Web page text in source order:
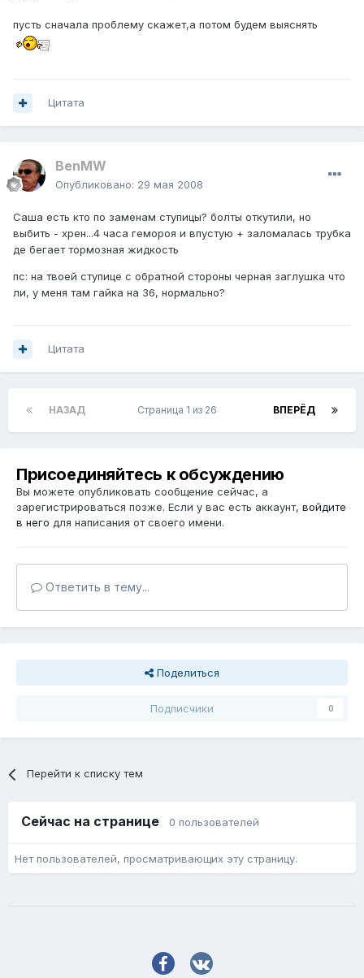
пусть сначала проблему скажет,а потом будем выяснять
Цитата
BenMW
Опубликовано: 29 мая 2008
Саша есть кто по заменам ступицы? болты откутили, но
выбить - хрен...4 часа гемороя и впустую + заломалась трубка
де бегает тормозная жидкость
пс: на твоей ступице с обратной стороны черная заглушка что
ли, у меня там гайка на 36, нормально?
Цитата
НАЗАД ВПЕРЁД
Страница 1 из 26
Присоединяйтесь к обсуждению
Вы можете опубликовать сообщение сейчас, а
зарегистрироваться позже. Если у вас есть аккаунт, войдите
в него для написания от своего имени.
Ответить в тему...
Поделиться
Подписчики 0
Перейти к списку тем
Сейчас на странице 0 пользователей
Нет пользователей, просматривающих эту страницу.